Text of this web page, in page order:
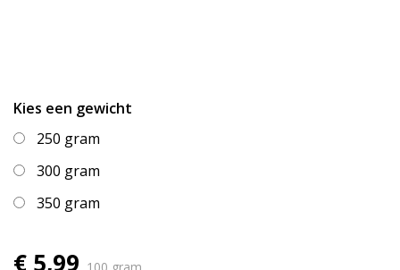
Kies een gewicht
250 gram
300 gram
350 gram
€ 5,99